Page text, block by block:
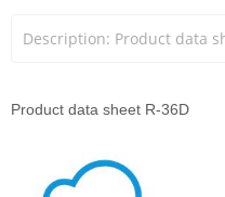
Description: Product data
Product data sheet R-36D